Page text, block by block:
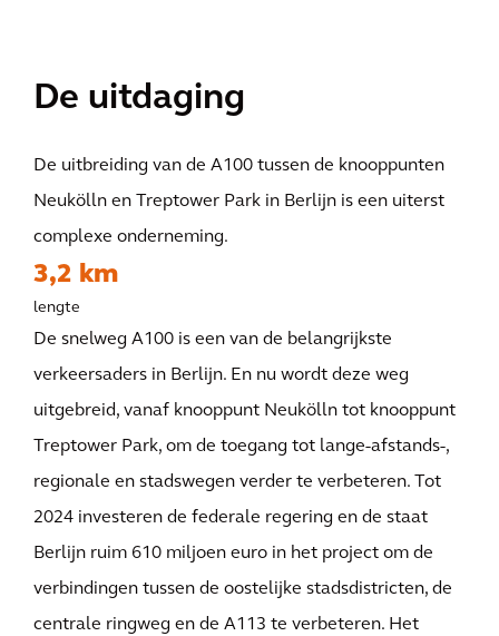
De uitdaging
De uitbreiding van de A100 tussen de knooppunten
Neukölln en Treptower Park in Berlijn is een uiterst
complexe onderneming.
3,2 km
lengte
De snelweg A100 is een van de belangrijkste
verkeersaders in Berlijn. En nu wordt deze weg
uitgebreid, vanaf knooppunt Neukölln tot knooppunt
Treptower Park, om de toegang tot lange-afstands-,
regionale en stadswegen verder te verbeteren. Tot
2024 investeren de federale regering en de staat
Berlijn ruim 610 miljoen euro in het project om de
verbindingen tussen de oostelijke stadsdistricten, de
centrale ringweg en de A113 te verbeteren. Het